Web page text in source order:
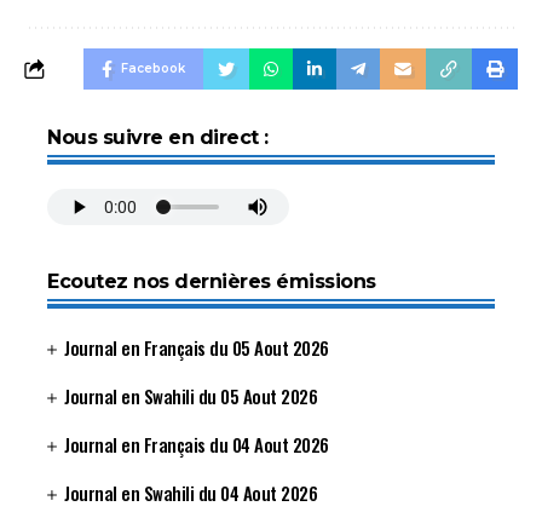
Facebook
Nous suivre en direct :
Ecoutez nos dernières émissions
Journal en Français du 05 Aout 2026
Journal en Swahili du 05 Aout 2026
Journal en Français du 04 Aout 2026
Journal en Swahili du 04 Aout 2026